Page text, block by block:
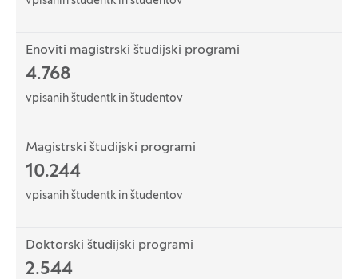
Enoviti magistrski študijski programi
4.768
vpisanih študentk in študentov
Magistrski študijski programi
10.244
vpisanih študentk in študentov
Doktorski študijski programi
2.544